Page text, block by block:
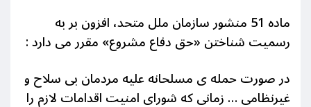
ماده 51 منشور سازمان ملل متحد، افزون بر به
رسمیت شناختن «حق دفاع مشروع» مقرر می دارد :
در صورت حمله ی مسلحانه علیه مردمان بی سلاح و
غیرنظامی … زمانی که شورای امنیت اقدامات لازم را